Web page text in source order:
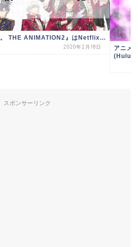
。 THE ANIMATION2』はNetflix...
2020年2月18日
アニメ
(Hulu
スポンサーリンク